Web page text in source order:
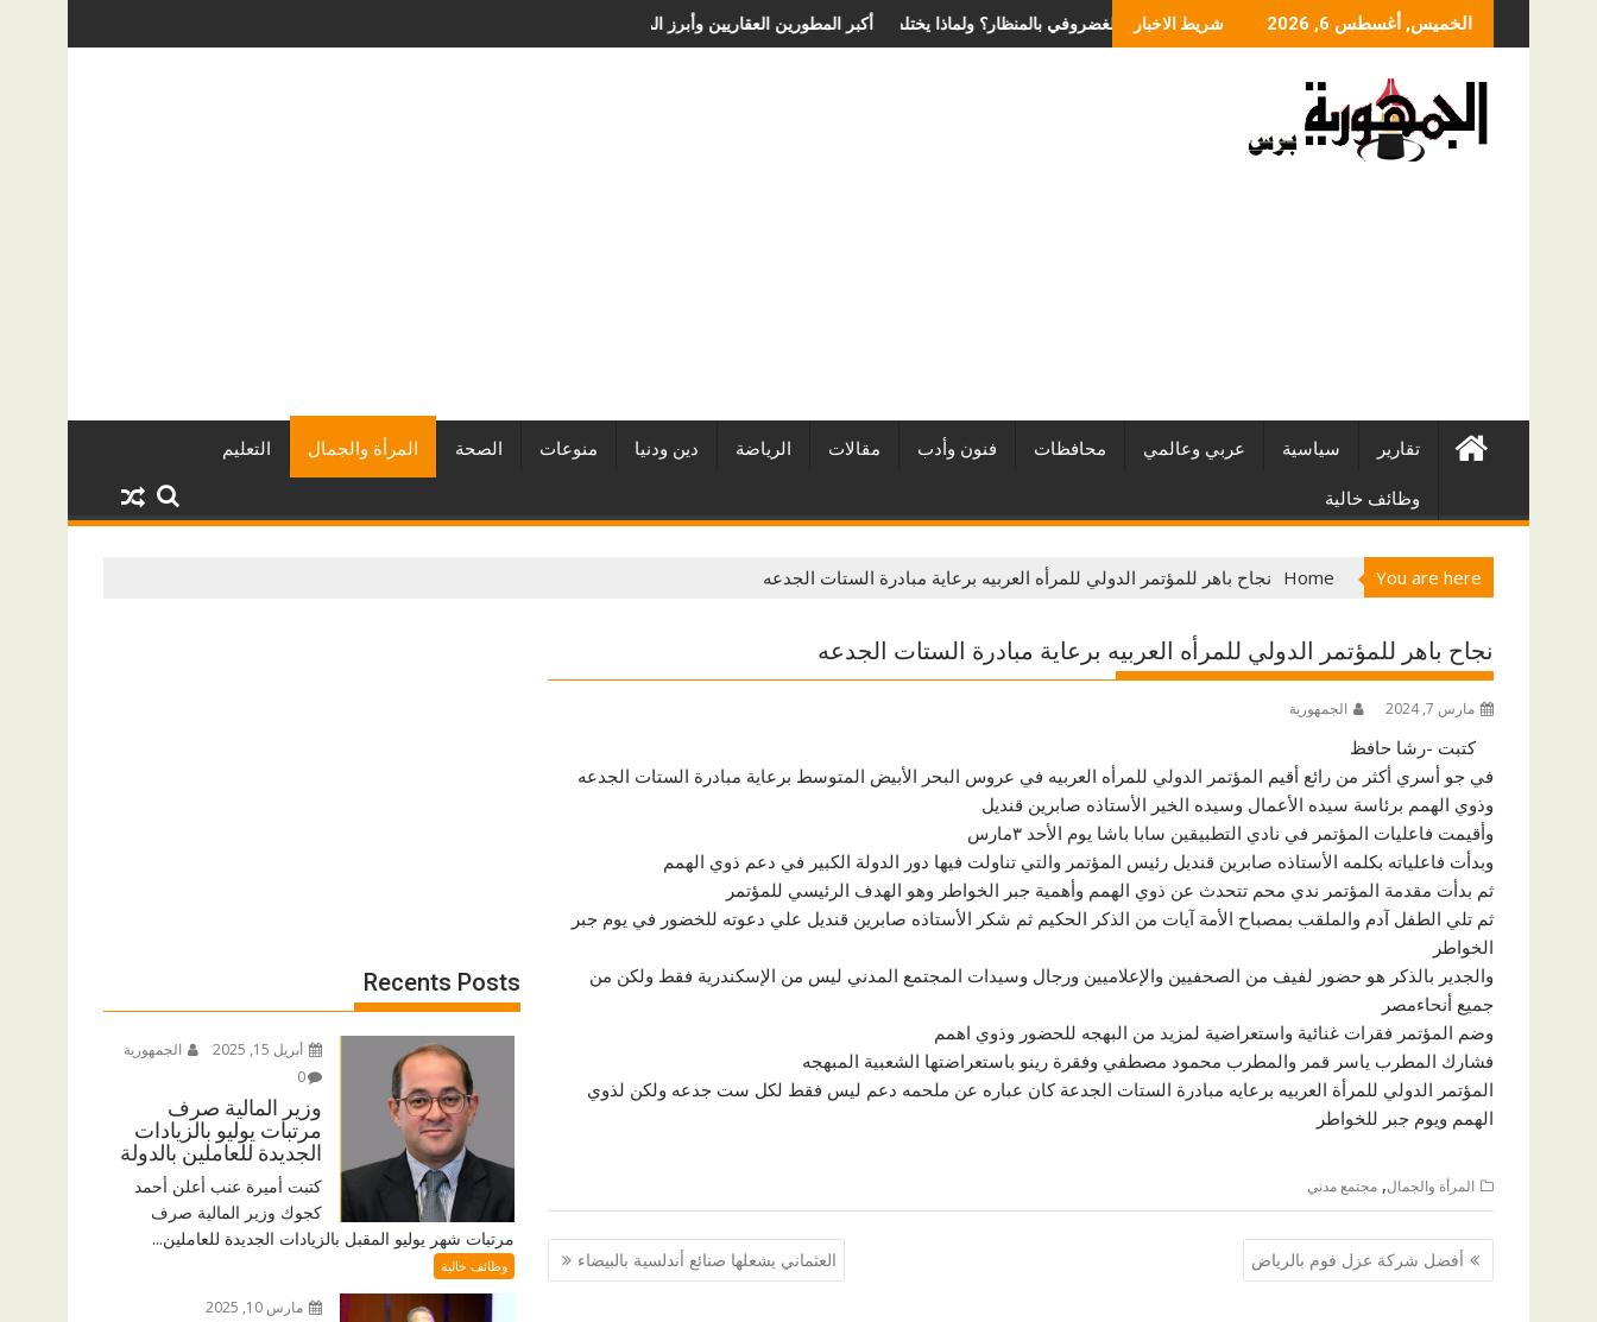
to
الخميس, أغسطس 6, 2026 شريط الاخبار أفضل شركات التطوير العقاري في مصر من URE | أكبر المطورين العقاريين وأبرز المشروعاتما الذي يحدد سعر عملية الانزلاق الغضروفي بالمنظار؟ ولماذا يختلف من مريض لآخر؟
تقارير سياسية عربي وعالمي محافظات فنون وأدب مقالات الرياضة دين ودنيا منوعات الصحة المرأة والجمال التعليم
وظائف خالية
You are here
Home نجاح باهر للمؤتمر الدولي للمرأه العربيه برعاية مبادرة الستات الجدعه
نجاح باهر للمؤتمر الدولي للمرأه العربيه برعاية مبادرة الستات الجدعه
مارس 7, 2024 الجمهورية
كتبت -رشا حافظ
في جو أسري أكثر من رائع أقيم المؤتمر الدولي للمرأه العربيه في عروس البحر الأبيض المتوسط برعاية مبادرة الستات الجدعه
وذوي الهمم برئاسة سيده الأعمال وسيده الخير الأستاذه صابرين قنديل
وأقيمت فاعليات المؤتمر في نادي التطبيقين سابا باشا يوم الأحد ٣مارس
وبدأت فاعلياته بكلمه الأستاذه صابرين قنديل رئيس المؤتمر والتي تناولت فيها دور الدولة الكبير في دعم ذوي الهمم
ثم بدأت مقدمة المؤتمر ندي محم تتحدث عن ذوي الهمم وأهمية جبر الخواطر وهو الهدف الرئيسي للمؤتمر
ثم تلي الطفل آدم والملقب بمصباح الأمة آيات من الذكر الحكيم ثم شكر الأستاذه صابرين قنديل علي دعوته للخضور في يوم جبر
الخواطر
والجدير بالذكر هو حضور لفيف من الصحفيين والإعلاميين ورجال وسيدات المجتمع المدني ليس من الإسكندرية فقط ولكن من
جميع أنحاءمصر
وضم المؤتمر فقرات غنائية واستعراضية لمزيد من البهجه للحضور وذوي اهمم
فشارك المطرب ياسر قمر والمطرب محمود مصطفي وفقرة رينو باستعراضتها الشعبية المبهجه
المؤتمر الدولي للمرأة العربيه برعايه مبادرة الستات الجدعة كان عباره عن ملحمه دعم ليس فقط لكل ست جدعه ولكن لذوي
الهمم ويوم جبر للخواطر
المرأة والجمال, مجتمع مدني
تصفّح
المقالات
أفضل شركة عزل فوم بالرياض العثماني يشعلها صنائع أندلسية بالبيضاء
Recents Posts
أبريل 15, 2025
الجمهورية
0
وزير المالية صرف
مرتبات يوليو بالزيادات
الجديدة للعاملين بالدولة
كتبت أميرة عنب أعلن أحمد
كجوك وزير المالية صرف
مرتبات شهر يوليو المقبل بالزيادات الجديدة للعاملين...
وظائف خالية
مارس 10, 2025